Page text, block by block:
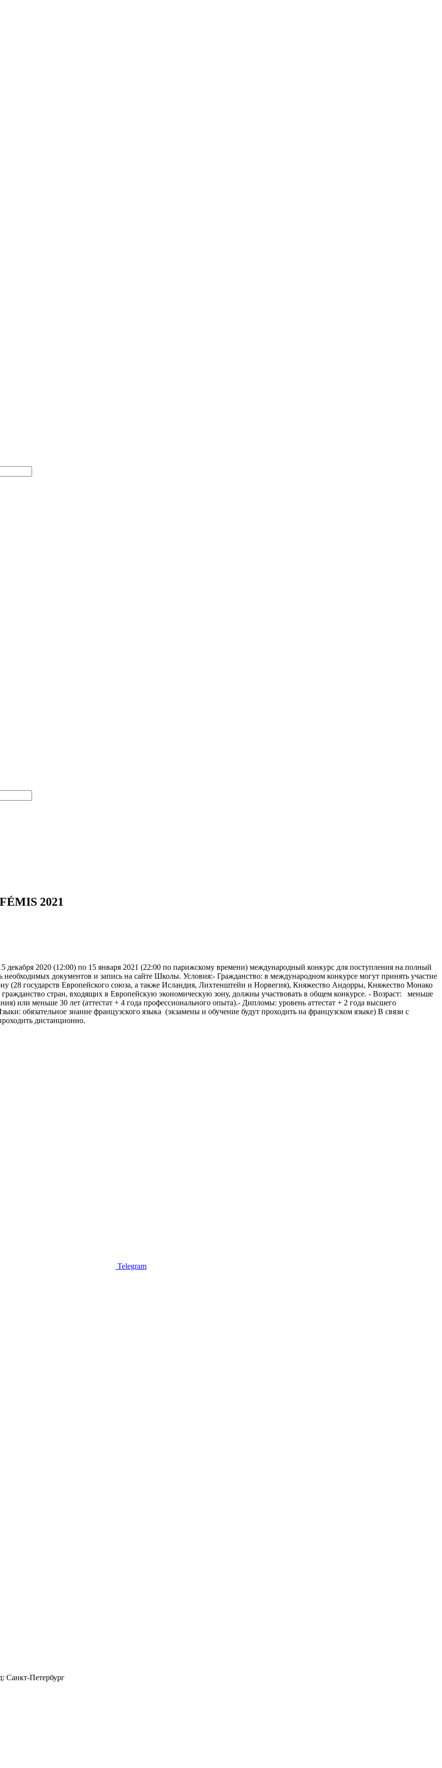
2021
декабря 2020 (12:00) по 15 января 2021 (22:00 по парижскому времени) международный конкурс для поступления на полный
документов и запись на сайте Школы. Условия:- Гражданство: в международном конкурсе могут принять участие
(28 государств Европейского союза, а также Исландия, Лихтенштейн и Норвегия), Княжество Андорры, Княжество Монако
стран, входящих в Европейскую экономическую зону, должны участвовать в общем конкурсе. - Возраст: меньше
или меньше 30 лет (аттестат + 4 года профессионального опыта).- Дипломы: уровень аттестат + 2 года высшего
обязательное знание французского языка (экзамены и обучение будут проходить на французском языке) В связи с
дистанционно.
Telegram
Санкт-Петербург